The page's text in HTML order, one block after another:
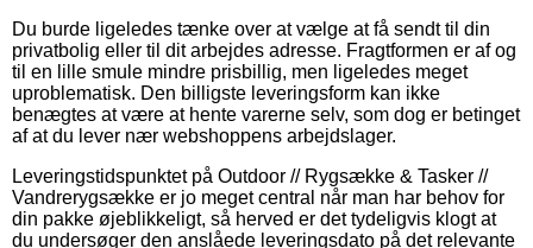
Du burde ligeledes tænke over at vælge at få sendt til din
privatbolig eller til dit arbejdes adresse. Fragtformen er af og
til en lille smule mindre prisbillig, men ligeledes meget
uproblematisk. Den billigste leveringsform kan ikke
benægtes at være at hente varerne selv, som dog er betinget
af at du lever nær webshoppens arbejdslager.
Leveringstidspunktet på Outdoor // Rygsække & Tasker //
Vandrerygsække er jo meget central når man har behov for
din pakke øjeblikkeligt, så herved er det tydeligvis klogt at
du undersøger den anslåede leveringsdato på det relevante